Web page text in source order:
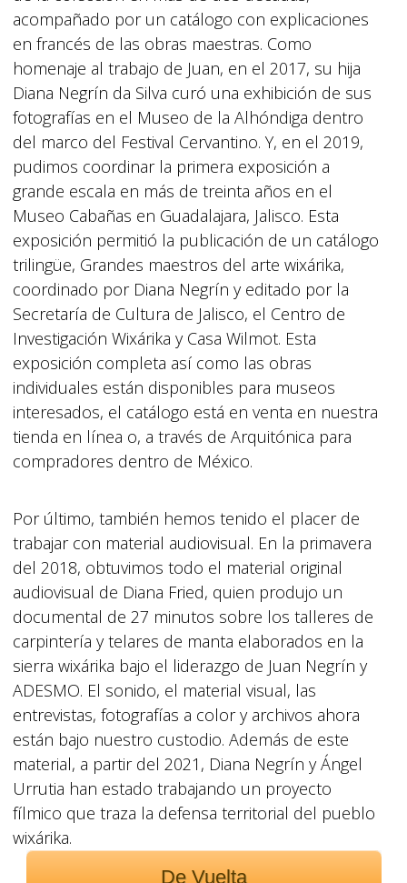
acompañado por un catálogo con explicaciones
en francés de las obras maestras. Como
homenaje al trabajo de Juan, en el 2017, su hija
Diana Negrín da Silva curó una exhibición de sus
fotografías en el Museo de la Alhóndiga dentro
del marco del Festival Cervantino. Y, en el 2019,
pudimos coordinar la primera exposición a
grande escala en más de treinta años en el
Museo Cabañas en Guadalajara, Jalisco. Esta
exposición permitió la publicación de un catálogo
trilingüe, Grandes maestros del arte wixárika,
coordinado por Diana Negrín y editado por la
Secretaría de Cultura de Jalisco, el Centro de
Investigación Wixárika y Casa Wilmot. Esta
exposición completa así como las obras
individuales están disponibles para museos
interesados, el catálogo está en venta en nuestra
tienda en línea o, a través de Arquitónica para
compradores dentro de México.
Por último, también hemos tenido el placer de
trabajar con material audiovisual. En la primavera
del 2018, obtuvimos todo el material original
audiovisual de Diana Fried, quien produjo un
documental de 27 minutos sobre los talleres de
carpintería y telares de manta elaborados en la
sierra wixárika bajo el liderazgo de Juan Negrín y
ADESMO. El sonido, el material visual, las
entrevistas, fotografías a color y archivos ahora
están bajo nuestro custodio. Además de este
material, a partir del 2021, Diana Negrín y Ángel
Urrutia han estado trabajando un proyecto
fílmico que traza la defensa territorial del pueblo
wixárika.
De Vuelta